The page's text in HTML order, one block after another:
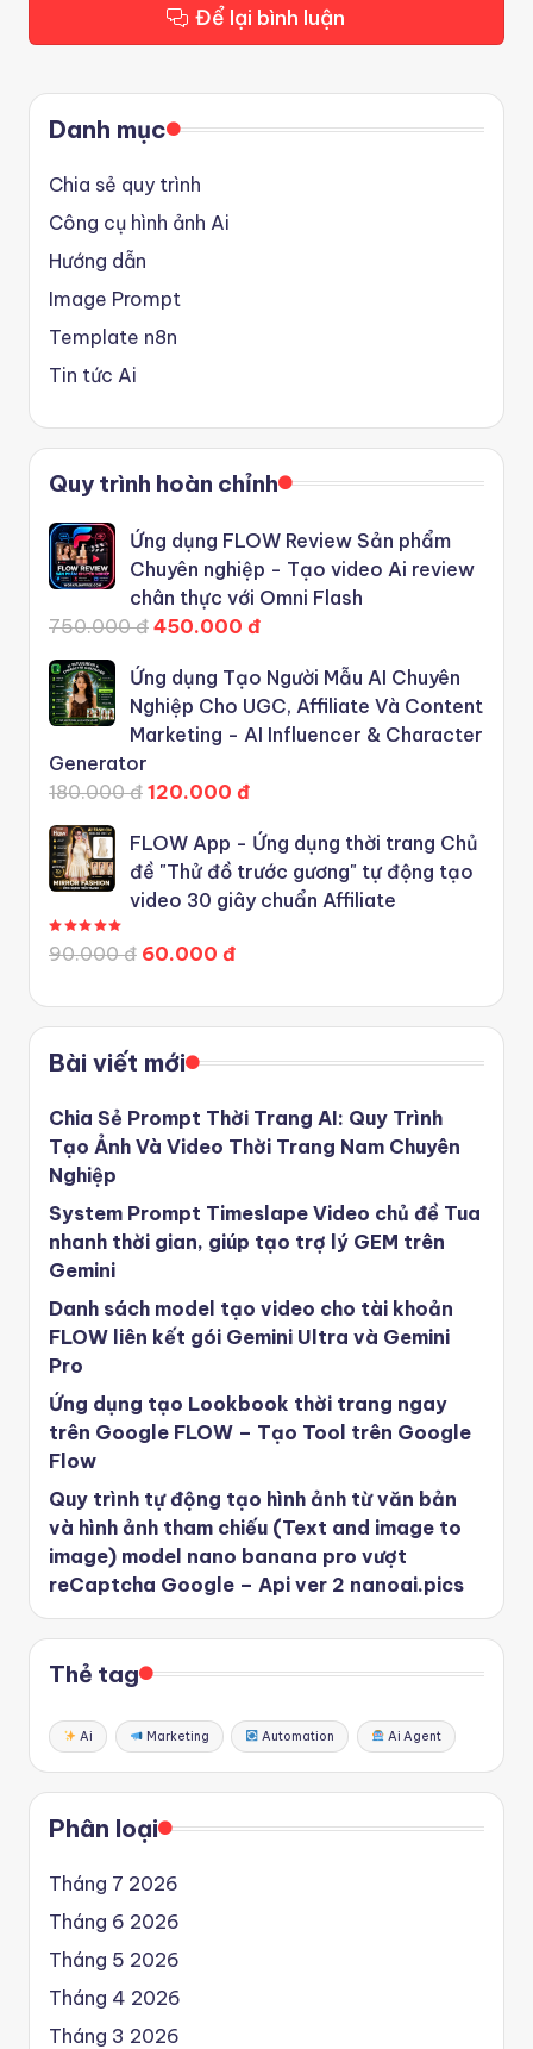
Để lại bình luận
Danh mục
Chia sẻ quy trình
Công cụ hình ảnh Ai
Hướng dẫn
Image Prompt
Template n8n
Tin tức Ai
Quy trình hoàn chỉnh
Ứng dụng FLOW Review Sản phẩm
Chuyên nghiệp - Tạo video Ai review
chân thực với Omni Flash
750.000 đ 450.000 đ
Ứng dụng Tạo Người Mẫu AI Chuyên
Nghiệp Cho UGC, Affiliate Và Content
Marketing - AI Influencer & Character
Generator
180.000 đ 120.000 đ
FLOW App - Ứng dụng thời trang Chủ
đề "Thử đồ trước gương" tự động tạo
video 30 giây chuẩn Affiliate
90.000 đ 60.000 đ
Bài viết mới
Chia Sẻ Prompt Thời Trang AI: Quy Trình
Tạo Ảnh Và Video Thời Trang Nam Chuyên
Nghiệp
System Prompt Timeslape Video chủ đề Tua
nhanh thời gian, giúp tạo trợ lý GEM trên
Gemini
Danh sách model tạo video cho tài khoản
FLOW liên kết gói Gemini Ultra và Gemini
Pro
Ứng dụng tạo Lookbook thời trang ngay
trên Google FLOW – Tạo Tool trên Google
Flow
Quy trình tự động tạo hình ảnh từ văn bản
và hình ảnh tham chiếu (Text and image to
image) model nano banana pro vượt
reCaptcha Google – Api ver 2 nanoai.pics
Thẻ tag
Ai Marketing Automation Ai Agent
Phân loại
Tháng 7 2026
Tháng 6 2026
Tháng 5 2026
Tháng 4 2026
Tháng 3 2026